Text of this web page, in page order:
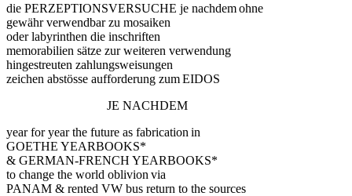
die PERZEPTIONSVERSUCHE je nachdem ohne
gewähr verwendbar zu mosaiken
oder labyrinthen die inschriften
memorabilien sätze zur weiteren verwendung
hingestreuten zahlungsweisungen
zeichen abstösse aufforderung zum EIDOS
JE NACHDEM
year for year the future as fabrication in
GOETHE YEARBOOKS*
& GERMAN-FRENCH YEARBOOKS*
to change the world oblivion via
PANAM & rented VW bus return to the sources